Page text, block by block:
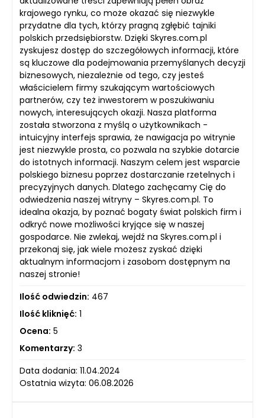
krajowego rynku, co może okazać się niezwykle
przydatne dla tych, którzy pragną zgłębić tajniki
polskich przedsiębiorstw. Dzięki Skyres.com.pl
zyskujesz dostęp do szczegółowych informacji, które
są kluczowe dla podejmowania przemyślanych decyzji
biznesowych, niezależnie od tego, czy jesteś
właścicielem firmy szukającym wartościowych
partnerów, czy też inwestorem w poszukiwaniu
nowych, interesujących okazji. Nasza platforma
została stworzona z myślą o użytkownikach -
intuicyjny interfejs sprawia, że nawigacja po witrynie
jest niezwykle prosta, co pozwala na szybkie dotarcie
do istotnych informacji. Naszym celem jest wsparcie
polskiego biznesu poprzez dostarczanie rzetelnych i
precyzyjnych danych. Dlatego zachęcamy Cię do
odwiedzenia naszej witryny – Skyres.com.pl. To
idealna okazja, by poznać bogaty świat polskich firm i
odkryć nowe możliwości kryjące się w naszej
gospodarce. Nie zwlekaj, wejdź na Skyres.com.pl i
przekonaj się, jak wiele możesz zyskać dzięki
aktualnym informacjom i zasobom dostępnym na
naszej stronie!
Ilość odwiedzin: 467
Ilość kliknięć: 1
Ocena: 5
Komentarzy: 3
Data dodania: 11.04.2024
Ostatnia wizyta: 06.08.2026